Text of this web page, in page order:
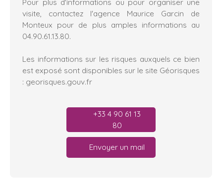
visite, contactez l'agence Maurice Garcin de
Monteux pour de plus amples informations au
04.90.61.13.80.
Les informations sur les risques auxquels ce bien
est exposé sont disponibles sur le site Géorisques
: georisques.gouv.fr
+33 4 90 61 13
80
Envoyer un mail